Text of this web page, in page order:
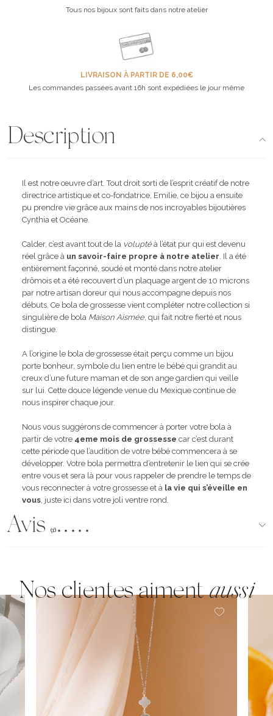
Tous nos bijoux sont faits dans notre atelier
LIVRAISON À PARTIR DE 6,00€
Les commandes passées avant 16h sont expédiées le jour même
Description
Il est notre œuvre d’art. Tout droit sorti de l’esprit créatif de notre
directrice artistique et co-fondatrice, Emilie, ce bijou a ensuite
pu prendre vie grâce aux mains de nos incroyables bijoutières
Cynthia et Océane.
Calder, c’est avant tout de la voluptéà l’état pur qui est devenu
réel grâce à un savoir-faire propre à notre atelier. Il a été
entièrement façonné, soudé et monté dans notre atelier
drômois et a été recouvert d’un plaquage argent de 10 microns
par notre artisan doreur qui nous accompagne depuis nos
débuts. Ce bola de grossesse vient compléter notre collection si
singulière de bola Maison Aismée, qui fait notre fierté et nous
distingue.
A l’origine le bola de grossesse était perçu comme un bijou
porte bonheur, symbole du lien entre le bébé qui grandit au
creux d’une future maman et de son ange gardien qui veille
sur lui. Cette douce légende venue du Mexique continue de
nous inspirer chaque jour.
Nous vous suggérons de commencer à porter votre bola à
partir de votre 4eme mois de grossesse car c’est durant
cette période que l’audition de votre bébé commencera à se
développer. Votre bola permettra d’entretenir le lien qui se crée
entre vous et sera là pour vous rappeler de prendre le temps de
vous reconnecter à votre grossesse et à la vie qui s’éveille en
vous, juste ici dans votre joli ventre rond.
Avis (96)
Nos clientes aimentaussi